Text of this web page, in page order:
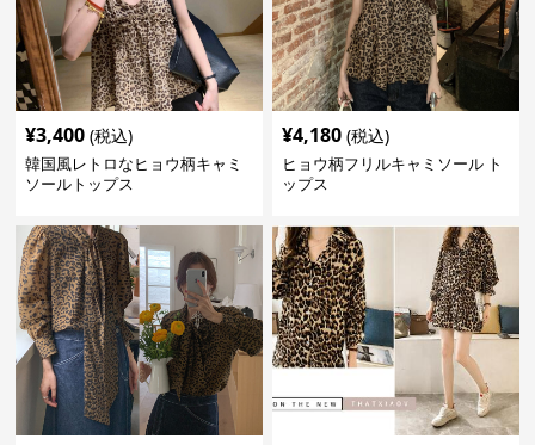
¥3,400 (税込)
韓国風レトロなヒョウ柄キャミ
ソールトップス
¥4,180 (税込)
ヒョウ柄フリルキャミソール ト
ップス